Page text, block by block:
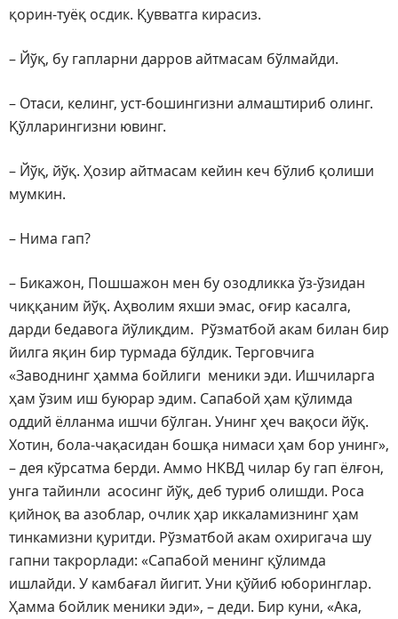
қорин-туёқ осдик. Қувватга кирасиз.
– Йўқ, бу гапларни дарров айтмасам бўлмайди.
– Отаси, келинг, уст-бошингизни алмаштириб олинг.
Қўлларингизни ювинг.
– Йўқ, йўқ. Ҳозир айтмасам кейин кеч бўлиб қолиши
мумкин.
– Нима гап?
– Бикажон, Пошшажон мен бу озодликка ўз-ўзидан
чиққаним йўқ. Аҳволим яхши эмас, оғир касалга,
дарди бедавога йўлиқдим. Рўзматбой акам билан бир
йилга яқин бир турмада бўлдик. Терговчига
«Заводнинг ҳамма бойлиги меники эди. Ишчиларга
ҳам ўзим иш буюрар эдим. Сапабой ҳам қўлимда
оддий ёлланма ишчи бўлган. Унинг ҳеч вақоси йўқ.
Хотин, бола-чақасидан бошқа нимаси ҳам бор унинг»,
– дея кўрсатма берди. Аммо НКВД чилар бу гап ёлғон,
унга тайинли асосинг йўқ, деб туриб олишди. Роса
қийноқ ва азоблар, очлик ҳар иккаламизнинг ҳам
тинкамизни қуритди. Рўзматбой акам охиригача шу
гапни такрорлади: «Сапабой менинг қўлимда
ишлайди. У камбағал йигит. Уни қўйиб юборинглар.
Ҳамма бойлик меники эди», – деди. Бир куни, «Ака,